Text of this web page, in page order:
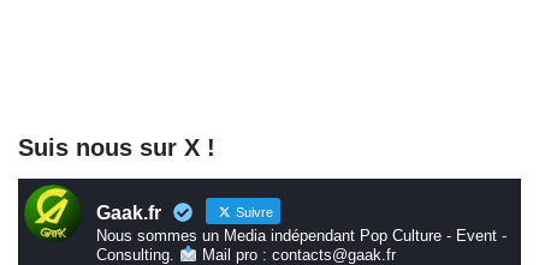
Suis nous sur X !
Gaak.fr Suivre
Nous sommes un Media indépendant Pop Culture - Event -
Consulting.
Mail pro : contacts@gaak.fr